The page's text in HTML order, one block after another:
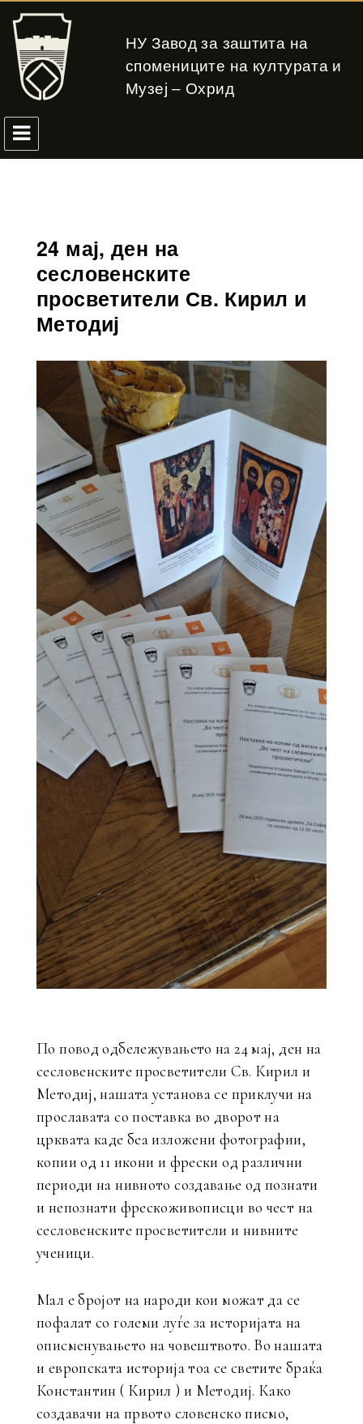
НУ Завод за заштита на
спомениците на културата и
Музеј – Охрид
24 мај, ден на
сесловенските
просветители Св. Кирил и
Методиј
По повод одбележувањето на 24 мај, ден на
сесловенските просветители Св. Кирил и
Методиј, нашата установа се приклучи на
прославата со поставка во дворот на
црквата каде беа изложени фотографии,
копии од 11 икони и фрески од различни
периоди на нивното создавање од познати
и непознати фрескоживописци во чест на
сесловенските просветители и нивните
ученици.
Мал е бројот на народи кои можат да се
пофалат со големи луѓе за историјата на
описменувањето на човештвото. Во нашата
и европската историја тоа се светите браќа
Константин ( Кирил ) и Методиј. Како
создавачи на првото словенско писмо,